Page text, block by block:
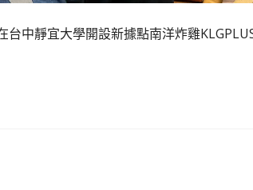
中靜宜大學開設新據點南洋炸雞